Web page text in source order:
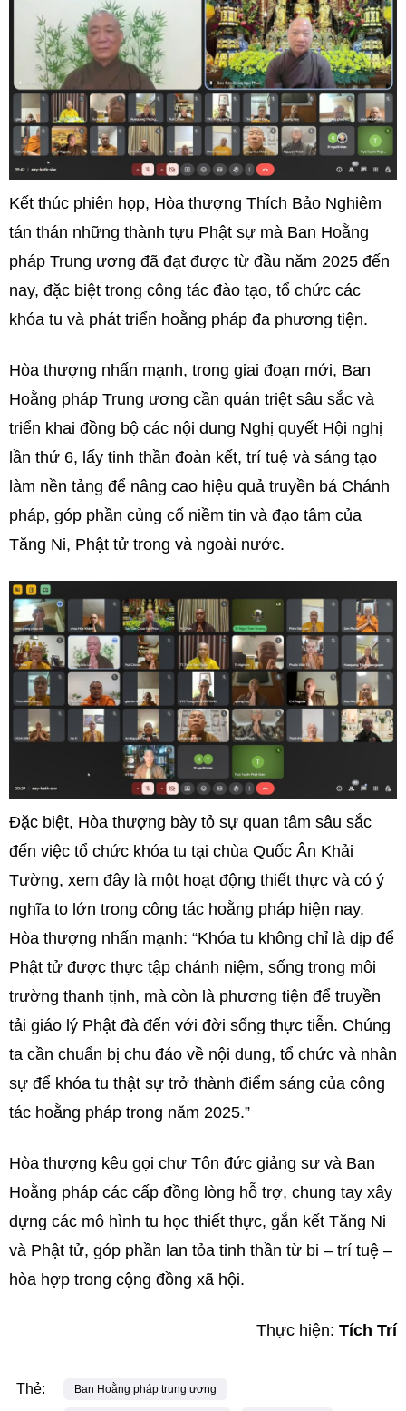
Kết thúc phiên họp, Hòa thượng Thích Bảo Nghiêm
tán thán những thành tựu Phật sự mà Ban Hoằng
pháp Trung ương đã đạt được từ đầu năm 2025 đến
nay, đặc biệt trong công tác đào tạo, tổ chức các
khóa tu và phát triển hoằng pháp đa phương tiện.
Hòa thượng nhấn mạnh, trong giai đoạn mới, Ban
Hoằng pháp Trung ương cần quán triệt sâu sắc và
triển khai đồng bộ các nội dung Nghị quyết Hội nghị
lần thứ 6, lấy tinh thần đoàn kết, trí tuệ và sáng tạo
làm nền tảng để nâng cao hiệu quả truyền bá Chánh
pháp, góp phần củng cố niềm tin và đạo tâm của
Tăng Ni, Phật tử trong và ngoài nước.
Đặc biệt, Hòa thượng bày tỏ sự quan tâm sâu sắc
đến việc tổ chức khóa tu tại chùa Quốc Ân Khải
Tường, xem đây là một hoạt động thiết thực và có ý
nghĩa to lớn trong công tác hoằng pháp hiện nay.
Hòa thượng nhấn mạnh: “Khóa tu không chỉ là dịp để
Phật tử được thực tập chánh niệm, sống trong môi
trường thanh tịnh, mà còn là phương tiện để truyền
tải giáo lý Phật đà đến với đời sống thực tiễn. Chúng
ta cần chuẩn bị chu đáo về nội dung, tổ chức và nhân
sự để khóa tu thật sự trở thành điểm sáng của công
tác hoằng pháp trong năm 2025.”
Hòa thượng kêu gọi chư Tôn đức giảng sư và Ban
Hoằng pháp các cấp đồng lòng hỗ trợ, chung tay xây
dựng các mô hình tu học thiết thực, gắn kết Tăng Ni
và Phật tử, góp phần lan tỏa tinh thần từ bi – trí tuệ –
hòa hợp trong cộng đồng xã hội.
Thực hiện: Tích Trí
Thẻ: Ban Hoằng pháp trung ương